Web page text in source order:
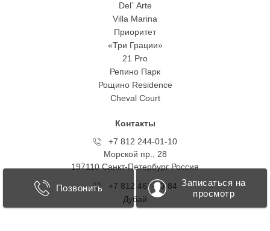
Позвонить
Записаться на
просмотр
Del` Arte
Villa Marina
Приоритет
«Три Грации»
21 Pro
Репино Парк
Рощино Residence
Cheval Court
Контакты
+7 812 244-01-10
Морской пр., 28
197110 Санкт-Петербург Росcия
+7 812 467-40-84
Дубай